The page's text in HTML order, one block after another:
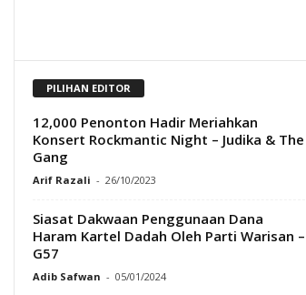
PILIHAN EDITOR
12,000 Penonton Hadir Meriahkan
Konsert Rockmantic Night – Judika & The
Gang
Arif Razali - 26/10/2023
Siasat Dakwaan Penggunaan Dana
Haram Kartel Dadah Oleh Parti Warisan –
G57
Adib Safwan - 05/01/2024